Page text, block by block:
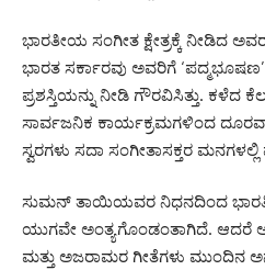
ಭಾರತೀಯ ಸಂಗೀತ ಕ್ಷೇತ್ರಕ್ಕೆ ನೀಡಿದ
ಭಾರತ ಸರ್ಕಾರವು ಅವರಿಗೆ
ಪ್ರಶಸ್ತಿಯನ್ನು ನೀಡಿ ಗೌರವಿಸಿತ್ತು. ಕಳೆದ
ಸಾರ್ವಜನಿಕ ಕಾರ್ಯಕ್ರಮಗಳಿಂದ
ಸ್ವರಗಳು ಸದಾ ಸಂಗೀತಾಸಕ್ತರ ಮನಗಳಲ್ಲಿ
ಸುಮನ್ ತಾಯಿಯವರ ನಿಧನದಿಂದ
ಯುಗವೇ ಅಂತ್ಯಗೊಂಡಂತಾಗಿದೆ. ಆದರೆ
ಮತ್ತು ಅಜರಾಮರ ಗೀತೆಗಳು ಮುಂದಿನ